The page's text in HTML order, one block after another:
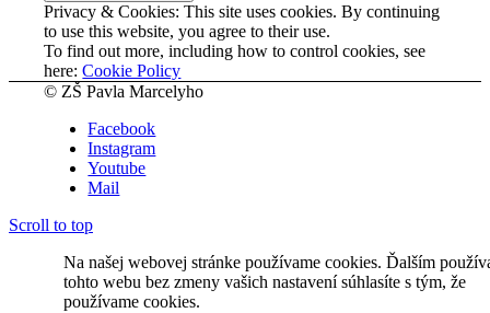
Privacy & Cookies: This site uses cookies. By continuing
to use this website, you agree to their use.
To find out more, including how to control cookies, see
here:Cookie Policy
© ZŠ Pavla Marcelyho
Facebook
Instagram
Youtube
Mail
Scroll to top
Na našej webovej stránke používame cookies. Ďalším
tohto webu bez zmeny vašich nastavení súhlasíte s tým, že
používame cookies.